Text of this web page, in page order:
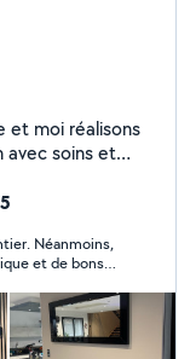
avec soins et
Néanmoins,
et de bons